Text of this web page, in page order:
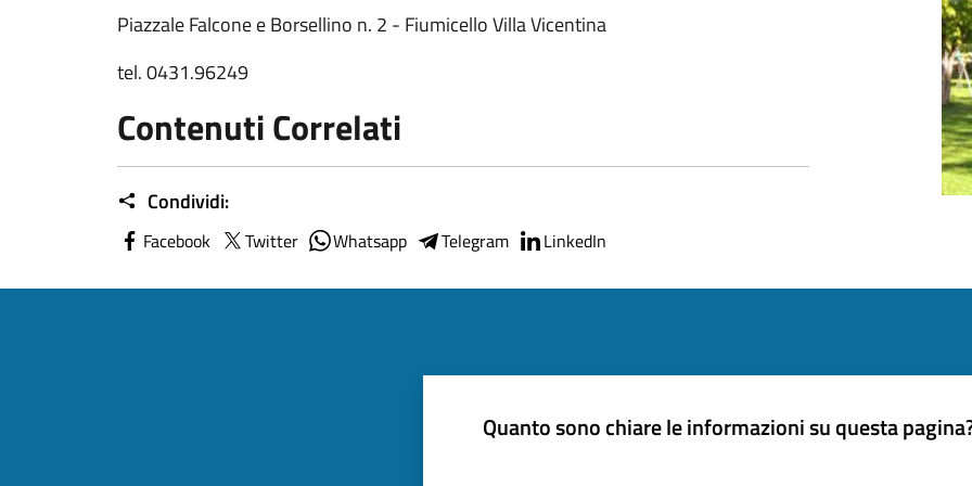
Piazzale Falcone e Borsellino n. 2 - Fiumicello Villa Vicentina
tel. 0431.96249
Contenuti Correlati
Condividi:
Facebook Twitter Whatsapp Telegram LinkedIn
Quanto sono chiare le informazioni su questa